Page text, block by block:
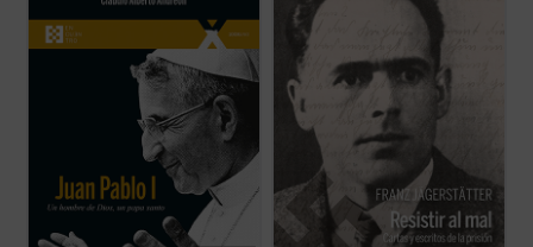
el Siervo de Dios Albino Luciani, quien fue
papa con el nombre de Juan Pablo I, con
uno de los pontificados más breves de la
historia. El autor, que ha tenido la gracia de
conocer personalmente al beato ...(ver
casado, padre de tres niñas y ferviente
católico, fue ejecutado en 1943 por negarse
a servir en el ejército nazi. Se publican aquí
por primera vez en castellano todos los
escritos de Jägerstätter ...
(ver ficha)